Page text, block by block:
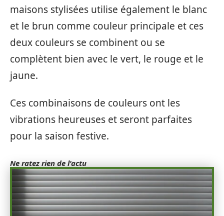
maisons stylisées utilise également le blanc
et le brun comme couleur principale et ces
deux couleurs se combinent ou se
complètent bien avec le vert, le rouge et le
jaune.
Ces combinaisons de couleurs ont les
vibrations heureuses et seront parfaites
pour la saison festive.
Ne ratez rien de l'actu